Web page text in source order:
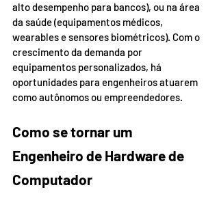
alto desempenho para bancos), ou na área
da saúde (equipamentos médicos,
wearables e sensores biométricos). Com o
crescimento da demanda por
equipamentos personalizados, há
oportunidades para engenheiros atuarem
como autônomos ou empreendedores.
Como se tornar um
Engenheiro de Hardware de
Computador